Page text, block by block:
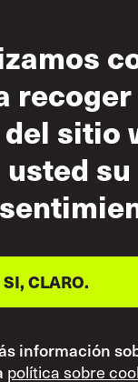
de uso
aceptable
sobre el
mutuo
sitio
usted su
SI, CLARO.
información
política sobre